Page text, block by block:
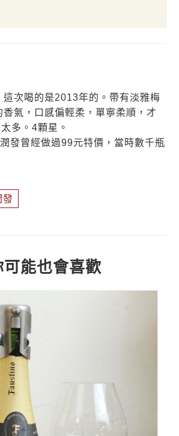
這次喝的是2013年的。帶有淡雅梅
氣，口感偏輕柔，單寧柔順，才
多。4顆星。
發曾經做過99元特價，當時數千瓶
發
可能也會喜歡